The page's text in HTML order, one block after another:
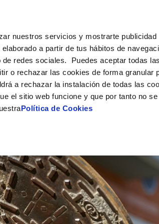
nuestros servicios y mostrarte publicidad
a partir de tus hábitos de
redes sociales. Puedes aceptar todas
o rechazar las cookies de forma granular
a rechazar la instalación de todas las
el sitio web funcione y que por tanto no se
Política de Cookies
MODIFICACIÓN DE DATOS
Actualizar datos bancarios
Actualizar datos de domicilio
LAS GESTIONES
COMPROMISO DE SERVICIO
Carta de compromisos
Customer Counsel (Defensa del cliente)
Agua
CUIDADOS DEL AGUA
Consejos de ahorro
Conócenos
PERFIL DEL CONTRATANTE
Plataforma de contratación del sector
público
Proveedores Responsables
Nuestros